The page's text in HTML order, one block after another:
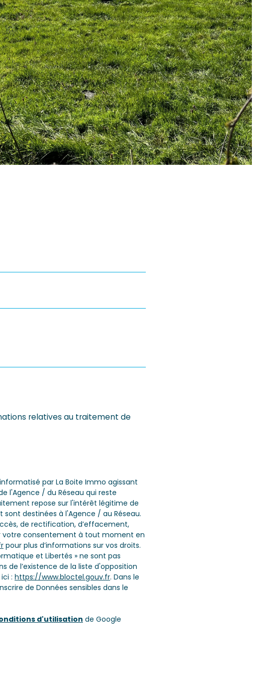
relatives au traitement de
par La Boite Immo agissant
l'Agence / du Réseau qui reste
repose sur l'intérêt légitime de
sont destinées à l'Agence / au Réseau.
de rectification, d’effacement,
votre consentement à tout moment en
pour plus d’informations sur vos droits.
et Libertés » ne sont pas
de l’existence de la liste d'opposition
: https://www.bloctel.gouv.fr. Dans le
de Données sensibles dans le
d'utilisation de Google